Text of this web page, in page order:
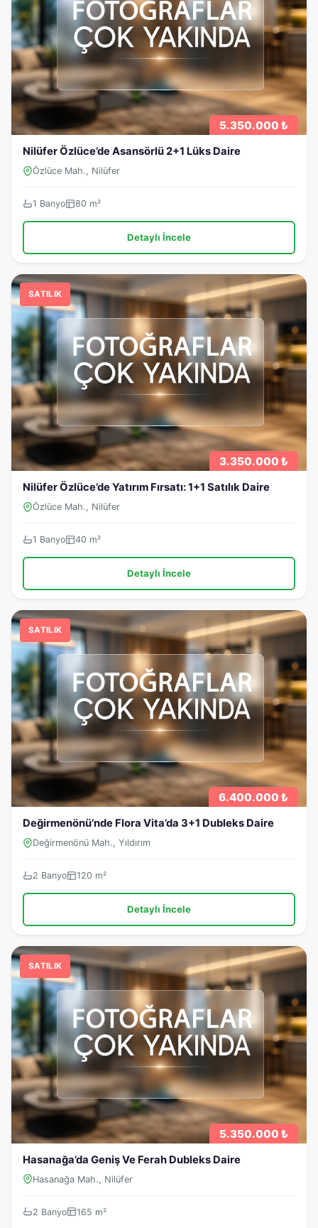
5.350.000 ₺
Nilüfer Özlüce’de Asansörlü 2+1 Lüks Daire
Özlüce Mah., Nilüfer
1 Banyo 80 m²
Detaylı İncele
SATILIK
3.350.000 ₺
Nilüfer Özlüce’de Yatırım Fırsatı: 1+1 Satılık Daire
Özlüce Mah., Nilüfer
1 Banyo 40 m²
Detaylı İncele
SATILIK
6.400.000 ₺
Değirmenönü’nde Flora Vita’da 3+1 Dubleks Daire
Değirmenönü Mah., Yıldırım
2 Banyo 120 m²
Detaylı İncele
SATILIK
5.350.000 ₺
Hasanağa’da Geniş Ve Ferah Dubleks Daire
Hasanağa Mah., Nilüfer
2 Banyo 165 m²